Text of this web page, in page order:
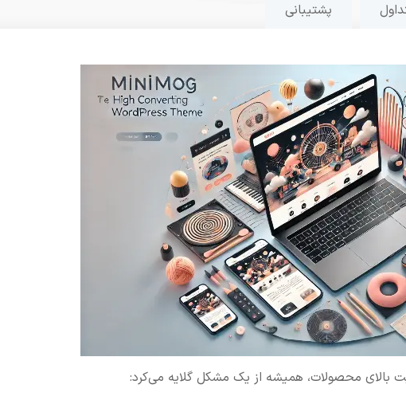
پشتیبانی
بالای محصولات، همیشه از یک مشکل گلایه می‌کرد: